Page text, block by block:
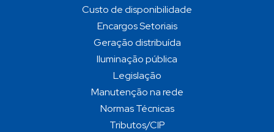
Custo de disponibilidade
Encargos Setoriais
Geração distribuída
Iluminação pública
Legislação
Manutenção na rede
Normas Técnicas
Tributos/CIP